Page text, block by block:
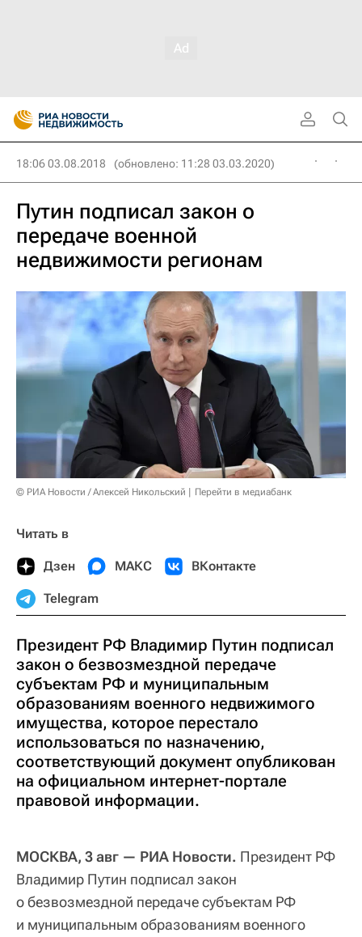
18:06 03.08.2018 (обновлено: 11:28 03.03.2020)
Путин подписал закон о
передаче военной
недвижимости регионам
© РИА Новости / Алексей Никольский Перейти в медиабанк
Читать в
Дзен МАКС ВКонтакте
Telegram
Президент РФ Владимир Путин подписал
закон о безвозмездной передаче
субъектам РФ и муниципальным
образованиям военного недвижимого
имущества, которое перестало
использоваться по назначению,
соответствующий документ опубликован
на официальном интернет-портале
правовой информации.
МОСКВА, 3 авг — РИА Новости. Президент РФ
Владимир Путин подписал закон
о безвозмездной передаче субъектам РФ
и муниципальным образованиям военного